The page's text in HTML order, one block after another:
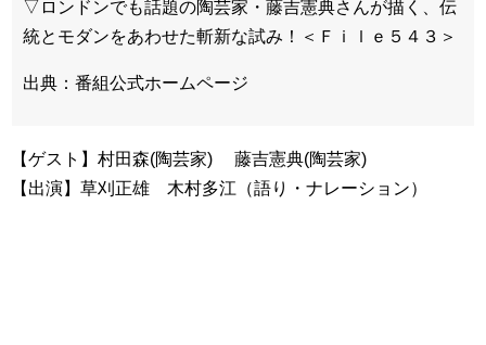
▽ロンドンでも話題の陶芸家・藤吉憲典さんが描く、伝
統とモダンをあわせた斬新な試み！＜Ｆｉｌｅ５４３＞
出典：番組公式ホームページ
【ゲスト】村田森(陶芸家) 藤吉憲典(陶芸家)
【出演】草刈正雄 木村多江（語り・ナレーション）